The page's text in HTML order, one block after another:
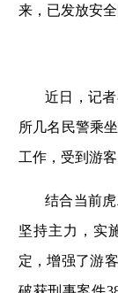
来，已发放安
近日，记
所几名民警乘
工作，受到游客
结合当前
坚持主力，实
定，增强了游